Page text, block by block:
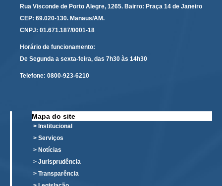
Calendário de Sessões da 2ª Turma - 2026
Calendário das Sessões da 3ª Turma 2026
Calendários
Calendário Geral
Calendário de Eventos
Calendário de Eventos passados
Calendário das Sessões
Rua Visconde de Porto Alegre, 1265. Bairro: Praça 14 de Janeiro
CEP: 69.020-130. Manaus/AM.
CNPJ: 01.671.187/0001-18
Horário de funcionamento:
De Segunda a sexta-feira, das 7h30 às 14h30
Telefone: 0800-923-6210
Mapa do site
> Institucional
> Serviços
> Notícias
> Jurisprudência
> Transparência